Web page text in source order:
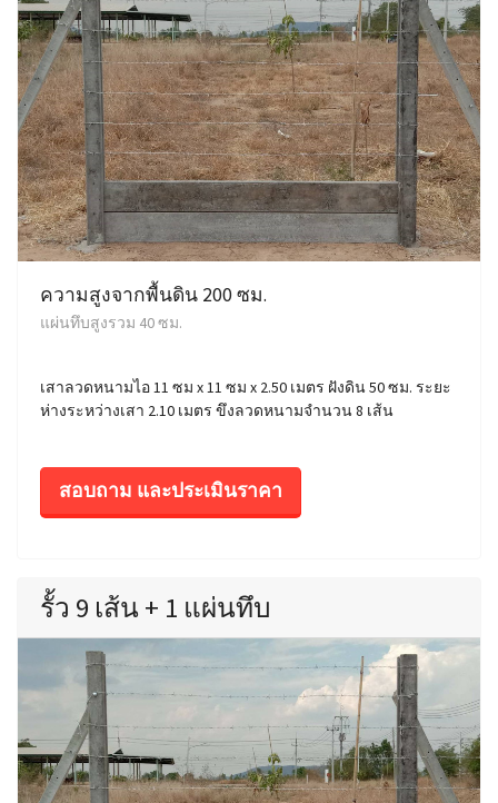
ความสูงจากพื้นดิน 200 ซม.
แผ่นทึบสูงรวม 40 ซม.
เสาลวดหนามไอ 11 ซม x 11 ซม x 2.50 เมตร ฝังดิน 50 ซม. ระยะ
ห่างระหว่างเสา 2.10 เมตร ขึงลวดหนามจำนวน 8 เส้น
สอบถาม และประเมินราคา
รั้ว 9 เส้น + 1 แผ่นทึบ